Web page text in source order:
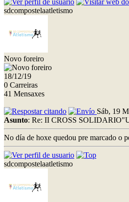
sdcompostelaatletismo
Novo foreiro
18/12/19
0 Carreiras
41 Mensaxes
Sáb, 19
Asunto: Re: II CROSS
No día de hoxe quedou pre marcado o
sdcompostelaatletismo